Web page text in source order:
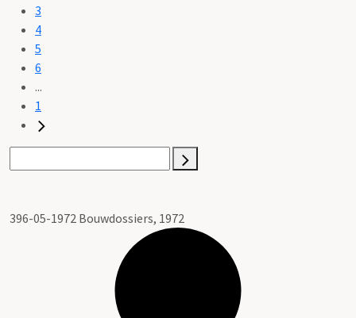
3
4
5
6
...
1
396-05-1972 Bouwdossiers, 1972